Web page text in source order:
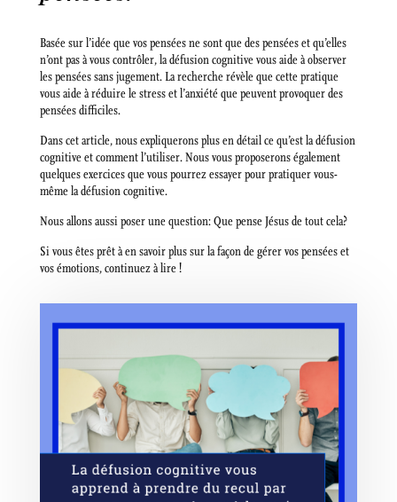
Basée sur l’idée que vos pensées ne sont que des pensées et qu’elles
n’ont pas à vous contrôler, la défusion cognitive vous aide à observer
les pensées sans jugement. La recherche révèle que cette pratique
vous aide à réduire le stress et l’anxiété que peuvent provoquer des
pensées difficiles.
Dans cet article, nous expliquerons plus en détail ce qu’est la défusion
cognitive et comment l’utiliser. Nous vous proposerons également
quelques exercices que vous pourrez essayer pour pratiquer vous-
même la défusion cognitive.
Nous allons aussi poser une question: Que pense Jésus de tout cela?
Si vous êtes prêt à en savoir plus sur la façon de gérer vos pensées et
vos émotions, continuez à lire !